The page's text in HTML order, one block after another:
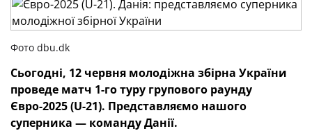
Фото dbu.dk
Сьогодні, 12 червня молодіжна збірна України
проведе матч 1-го туру групового раунду
Євро-2025 (U-21). Представляємо нашого
суперника — команду Данії.